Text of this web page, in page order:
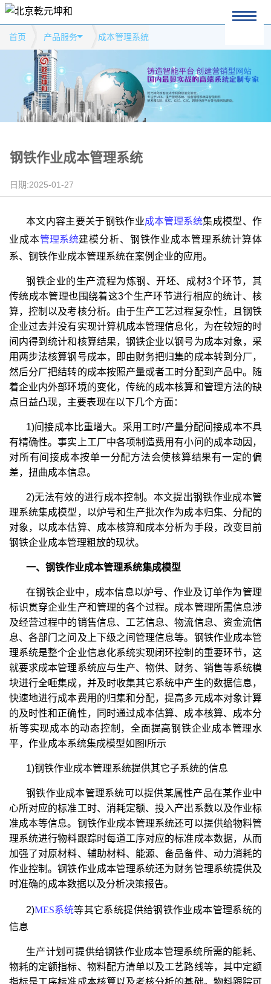
首页 产品服务 成本管理系统
钢铁作业成本管理系统
日期:2025-01-27
本文内容主要关于钢铁作业成本管理系统集成模型、作
业成本管理系统建模分析、钢铁作业成本管理系统计算体
系、钢铁作业成本管理系统在案例企业的应用。
钢铁企业的生产流程为炼钢、开坯、成材3个环节，其
传统成本管理也围绕着这3个生产环节进行相应的统计、核
算，控制以及考核分析。由于生产工艺过程复杂性，且钢铁
企业过去并没有实现计算机成本管理信息化，为在较短的时
间内得到统计和核算结果，钢铁企业以钢号为成本对象，采
用两步法核算钢号成本，即由财务把归集的成本转到分厂，
然后分厂把结转的成本按照产量或者工时分配到产品中。随
着企业内外部环境的变化，传统的成本核算和管理方法的缺
点日益凸现，主要表现在以下几个方面：
1)间接成本比重增大。采用工时/产量分配间接成本不具
有精确性。事实上工厂中各项制造费用有小问的成本动因，
对所有间接成本按单一分配方法会使核算结果有一定的偏
差，扭曲成本信息。
2)无法有效的进行成本控制。本文提出钢铁作业成本管
理系统集成模型，以炉号和生产批次作为成本归集、分配的
对象，以成本估算、成本核算和成本分析为手段，改变目前
钢铁企业成本管理粗放的现状。
一、钢铁作业成本管理系统集成模型
在钢铁企业中，成本信息以炉号、作业及订单作为管理
标识贯穿企业生产和管理的各个过程。成本管理所需信息涉
及经营过程中的销售信息、工艺信息、物流信息、资金流信
息、各部门之问及上下级之间管理信息等。钢铁作业成本管
理系统是整个企业信息化系统实现闭环控制的重要环节，这
就要求成本管理系统应与生产、物供、财务、销售等系统模
块进行全咂集成，并及时收集其它系统中产生的数据信息，
快速地进行成本费用的归集和分配，提高多元成本对象计算
的及时性和正确性，同时通过成本估算、成本核算、成本分
析等实现成本的动态控制，全面提高钢铁企业成本管理水
平，作业成本系统集成模型如图l所示
1)钢铁作业成本管理系统提供其它子系统的信息
钢铁作业成本管理系统可以提供某属性产品在某作业中
心所对应的标准工时、消耗定额、投入产出系数以及作业标
准成本等信息。钢铁作业成本管理系统还可以提供给物料管
理系统进行物料跟踪时每道工序对应的标准成本数据，从而
加强了对原材料、辅助材料、能源、备品备件、动力消耗的
作业控制。钢铁作业成本管理系统还为财务管理系统提供及
时准确的成本数据以及分析决策报告。
2)MES系统等其它系统提供给钢铁作业成本管理系统的
信息
生产计划可提供给钢铁作业成本管理系统所需的能耗、
物耗的定额指标、物料配方清单以及工艺路线等，其中定额
指标是工序标准成本核算以及考核分析的基础。物料跟踪可